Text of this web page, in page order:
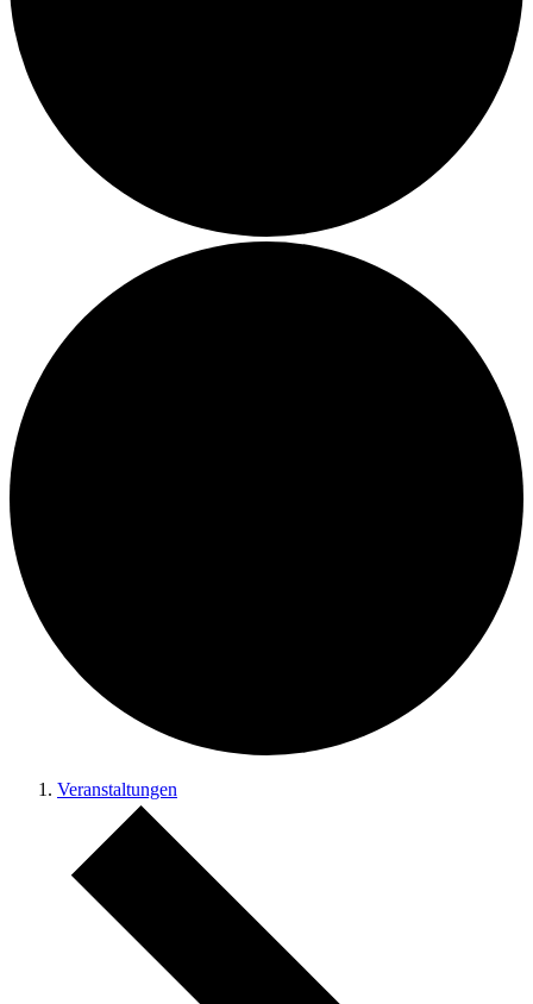
Veranstaltungen